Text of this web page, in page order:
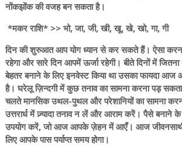
नोंकझोंक की वजह बन सकता है।
*मकर राशि* >> भो, जा, जी, खी, खू, खे, खो, गा, गी
दिन की शुरुआत आप योग ध्यान से कर सकते हैं। ऐसा
रहेगा और सारे दिन आपमें ऊर्जा रहेगी। बीते दिनों में
बेहतर बनाने के लिए इनवेस्ट किया था उसका फायदा आज
है। घरेलू ज़िन्दगी में कुछ तनाव का सामना करना पड़
चलते मानसिक उथल-पुथल और परेशानियों का सामना
उत्तरार्ध में ज़्यादा तनाव न लें और आराम करें। पैसे बनाने के
उपयोग करें, जो आज आपके ज़ेहन में आएँ। आज
लिए आपके पास पर्याप्त समय होगा।